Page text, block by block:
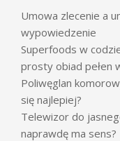
Umowa zlecenie a
wypowiedzenie
Superfoods w
prosty obiad pełen
Poliwęglan
się najlepiej?
Telewizor do
naprawdę ma sens?